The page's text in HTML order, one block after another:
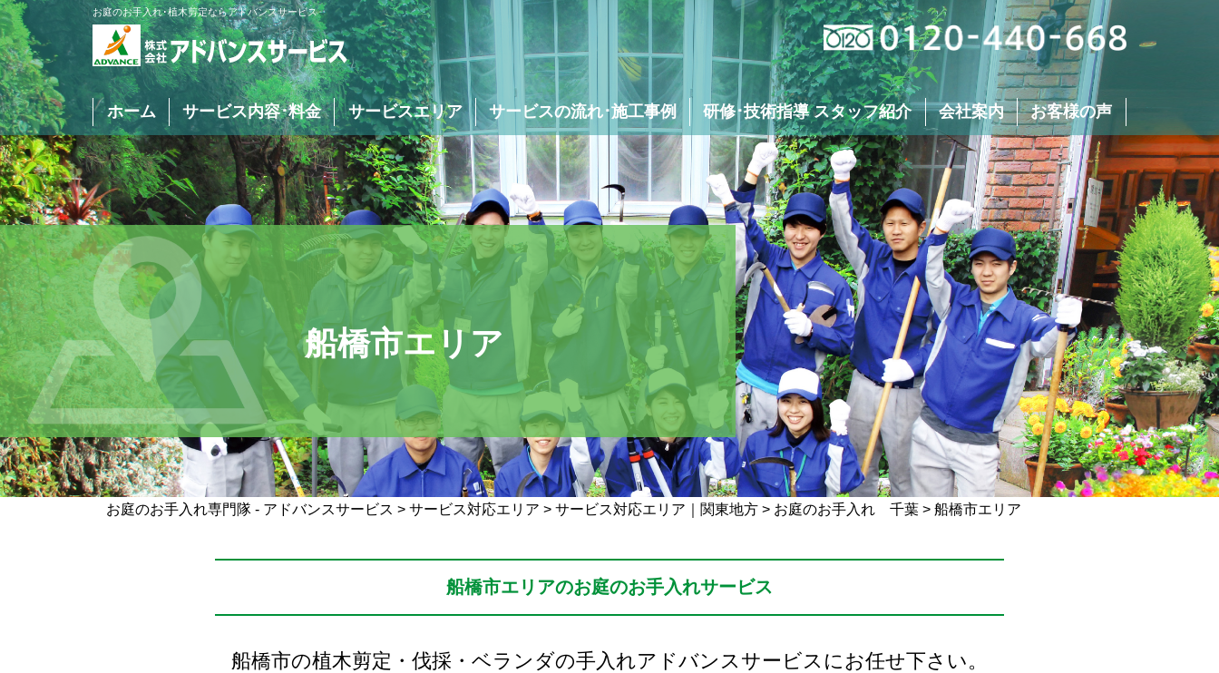
お庭のお手入れ･植木剪定ならアドバンスサービス
ホーム サービス内容･料金
庭木･植木の剪定 庭木･植木の伐採 庭木･植木の消毒 除草･草むしり･草刈り 芝刈り 生垣･植え込みの刈り込み･剪定
サービスエリア サービスの流れ･施工事例 研修･技術指導 スタッフ紹介 会社案内 お客様の声
お庭のお手入れ専門隊 - アドバンスサービス > サービス対応エリア > サービス対応エリア｜関東地方 > お庭のお手入れ 千葉 > 船橋市エリア
船橋市エリア
船橋市エリアのお庭のお手入れサービス
船橋市の植木剪定・伐採・ベランダの手入れアドバンスサービスにお任せ下さい。